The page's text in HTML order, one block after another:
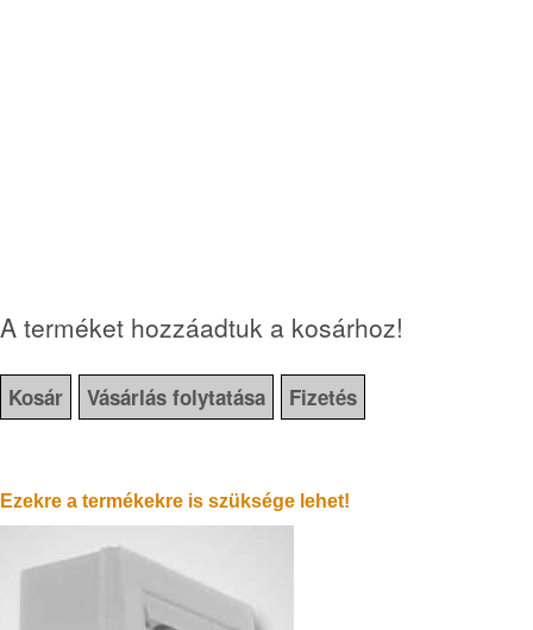
A terméket hozzáadtuk a kosárhoz!
Kosár Vásárlás folytatása Fizetés
Ezekre a termékekre is szüksége lehet!